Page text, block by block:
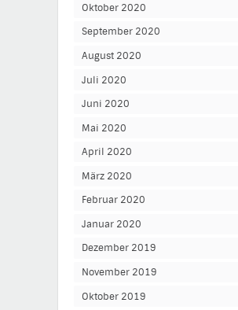
Oktober 2020
September 2020
August 2020
Juli 2020
Juni 2020
Mai 2020
April 2020
März 2020
Februar 2020
Januar 2020
Dezember 2019
November 2019
Oktober 2019